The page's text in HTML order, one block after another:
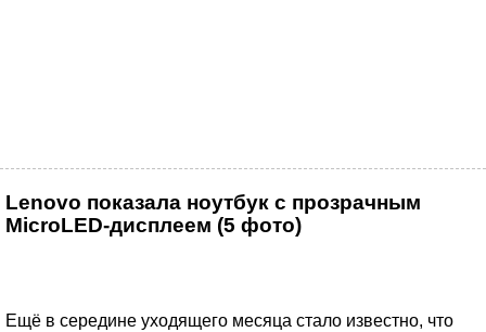
Lenovo показала ноутбук с прозрачным
MicroLED-дисплеем (5 фото)
Ещё в середине уходящего месяца стало известно, что